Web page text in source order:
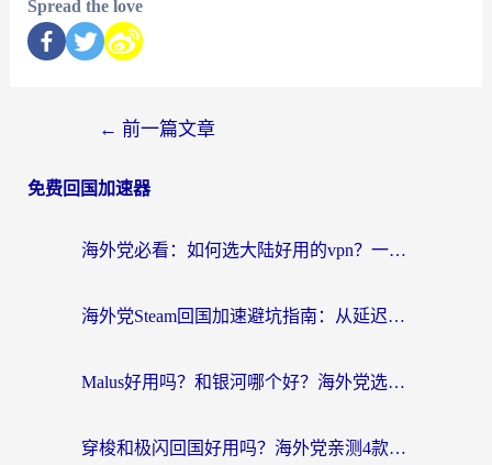
Spread the love
← 前一篇文章
免费回国加速器
海外党必看：如何选大陆好用的vpn？一篇解决你的回国访问难题
海外党Steam回国加速避坑指南：从延迟卡顿到无缝畅玩，我踩过的坑和最优解
Malus好用吗？和银河哪个好？海外党选回国加速器的避坑指南（附乌克兰玩国内游戏实测）
穿梭和极闪回国好用吗？海外党亲测4款加速器+1个隐藏宝藏